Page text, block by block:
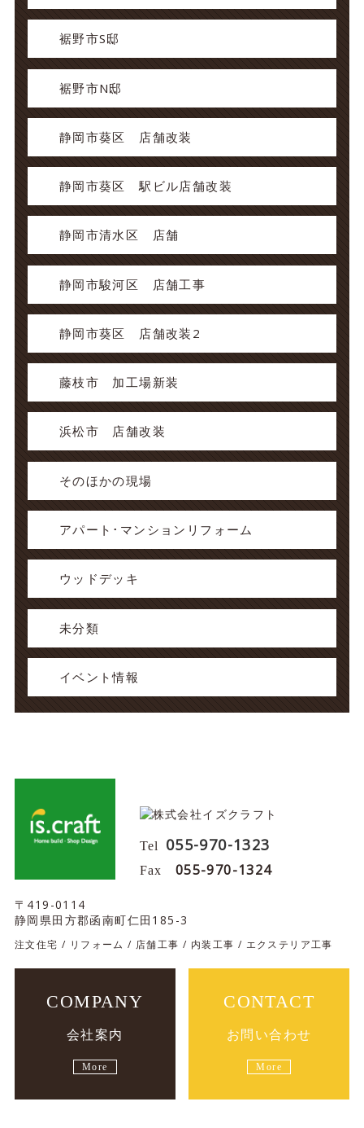
裾野市S邸
裾野市N邸
静岡市葵区 店舗改装
静岡市葵区 駅ビル店舗改装
静岡市清水区 店舗
静岡市駿河区 店舗工事
静岡市葵区 店舗改装2
藤枝市 加工場新装
浜松市 店舗改装
そのほかの現場
アパート･マンションリフォーム
ウッドデッキ
未分類
イベント情報
Tel 055-970-1323
Fax 055-970-1324
〒419-0114
静岡県田方郡函南町仁田185-3
注文住宅 / リフォーム / 店舗工事 / 内装工事 / エクステリア工事
COMPANY
会社案内
More
CONTACT
お問い合わせ
More